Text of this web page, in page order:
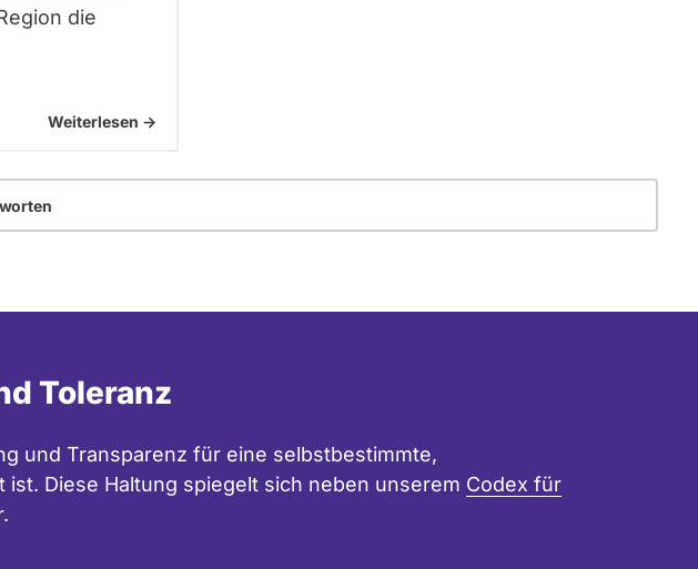
die
Weiterlesen ->
Toleranz
und Transparenz für eine selbstbestimmte,
Diese Haltung spiegelt sich neben unserem Codex für